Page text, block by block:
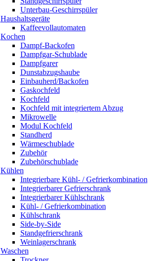
Unterbau-Geschirrspüler
Haushaltsgeräte
Kaffeevollautomaten
Kochen
Dampf-Backofen
Dampfgar-Schublade
Dampfgarer
Dunstabzugshaube
Einbauherd/Backofen
Gaskochfeld
Kochfeld
Kochfeld mit integriertem Abzug
Mikrowelle
Modul Kochfeld
Standherd
Wärmeschublade
Zubehör
Zubehörschublade
Kühlen
Integrierbare Kühl- / Gefrierkombination
Integrierbarer Gefrierschrank
Integrierbarer Kühlschrank
Kühl- / Gefrierkombination
Kühlschrank
Side-by-Side
Standgefrierschrank
Weinlagerschrank
Waschen